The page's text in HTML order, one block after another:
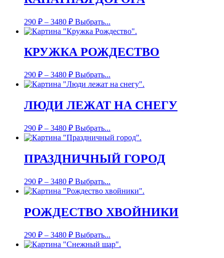
290 ₽ – 3480 ₽ Выбрать...
КРУЖКА РОЖДЕСТВО
290 ₽ – 3480 ₽ Выбрать...
ЛЮДИ ЛЕЖАТ НА СНЕГУ
290 ₽ – 3480 ₽ Выбрать...
ПРАЗДНИЧНЫЙ ГОРОД
290 ₽ – 3480 ₽ Выбрать...
РОЖДЕСТВО ХВОЙНИКИ
290 ₽ – 3480 ₽ Выбрать...